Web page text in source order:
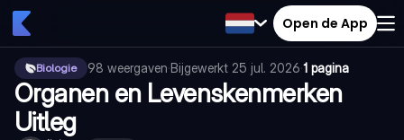
Open de App
Biologie 98 weergaven·Bijgewerkt 25 jul. 2026·1 pagina
Organen en Levenskenmerken
Uitleg